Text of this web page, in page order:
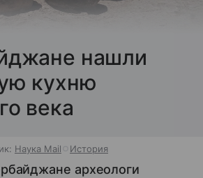
нашли
кухню
века
Наука Mail История
археологи